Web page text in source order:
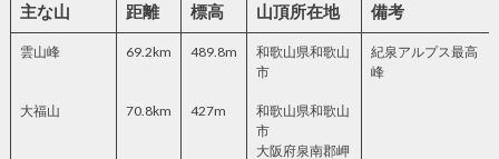
主な山 距離 標高 山頂所在地 備考
雲山峰 69.2km 489.8m
和歌山県和歌山
市
紀泉アルプス最高
峰
大福山 70.8km 427m
和歌山県和歌山
市
大阪府泉南郡岬